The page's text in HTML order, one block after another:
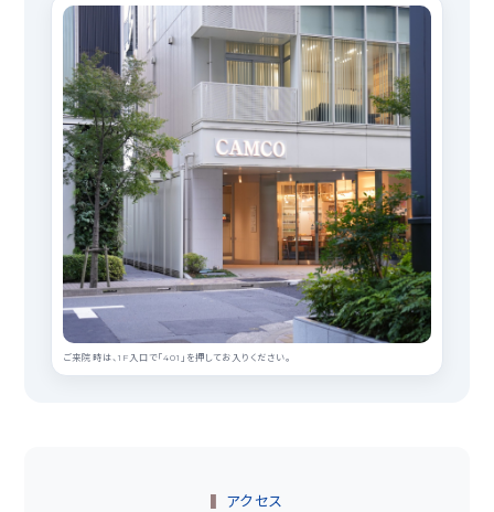
ご来院時は、1F入口で「401」を押してお入りください。
アクセス